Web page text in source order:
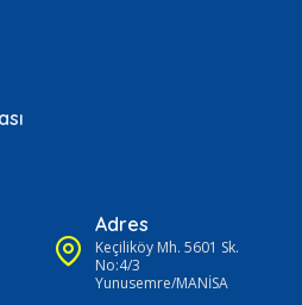
Adres
Keçiliköy Mh. 5601 Sk.
No:4/3
Yunusemre/MANİSA